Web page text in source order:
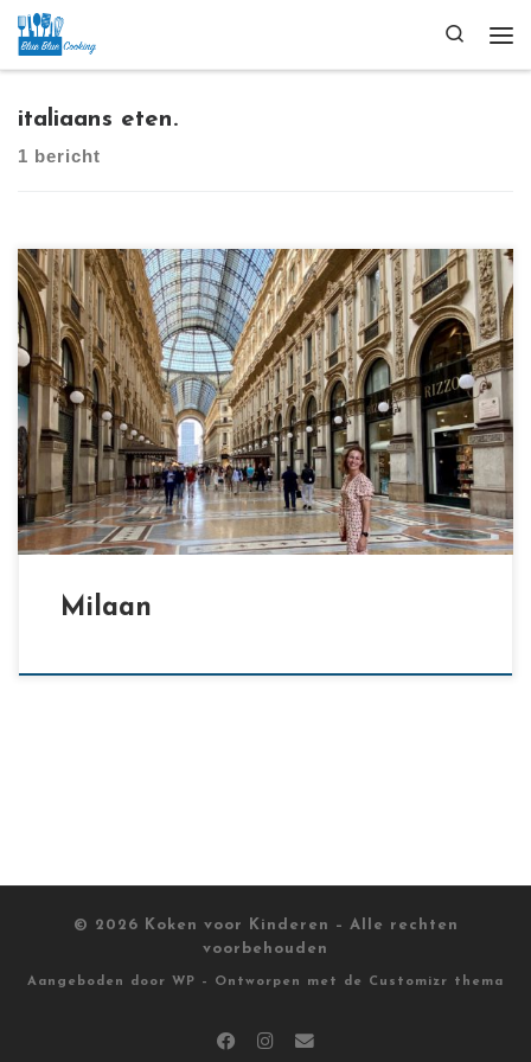
Ga naar inhoud
Search
italiaans eten.
1 bericht
[…]
Milaan
© 2026 Koken voor Kinderen
– Alle rechten
voorbehouden
Aangeboden door WP – Ontworpen met de Customizr thema